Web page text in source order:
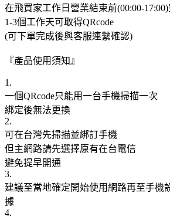
在飛買家工作日營業結束前(00:00-
1-3個工作天可取得QRcode
(可下單完成後與客服連繫確認)
『產品使用須知』
1.
一個QRcode只能用一台手機掃描一次
綁定後無法更換
2.
可在台灣先掃描並綁訂手機
但主網路請先選擇原有在台電信
避免提早開通
3.
建議至當地確定開始使用網路再至手機
據
4.